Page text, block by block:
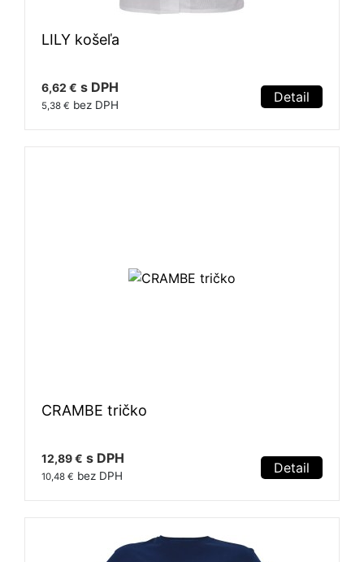
LILY košeľa
6,62 € s DPH
5,38 € bez DPH Detail
CRAMBE tričko
12,89 € s DPH
10,48 € bez DPH Detail